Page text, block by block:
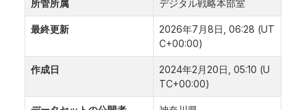
所管所属 デジタル戦略本部室
最終更新
2026年7月8日, 06:28 (UT
C+00:00)
作成日
2024年2月20日, 05:10 (U
TC+00:00)